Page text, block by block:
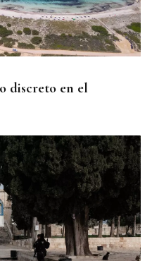
discreto en el